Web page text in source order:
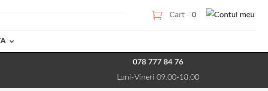
Cart -0
078 777 84 76
Luni-Vineri 09.00-18.00